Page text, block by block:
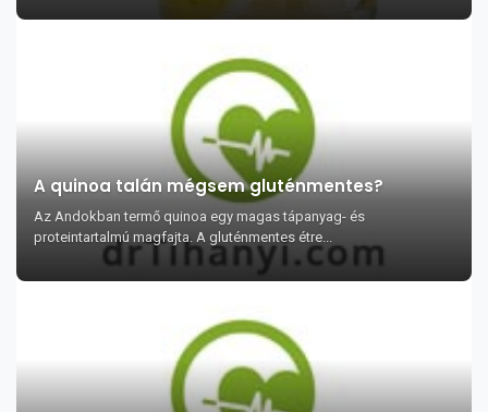
A quinoa talán mégsem gluténmentes?
Az Andokban termő quinoa egy magas tápanyag- és
proteintartalmú magfajta. A gluténmentes étre...